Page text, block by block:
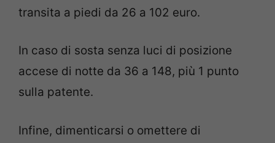
transita a piedi da 26 a 102 euro.
In caso di sosta senza luci di posizione
accese di notte da 36 a 148, più 1 punto
sulla patente.
Infine, dimenticarsi o omettere di